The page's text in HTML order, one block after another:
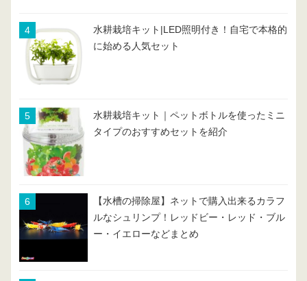
水耕栽培キット|LED照明付き！自宅で本格的
に始める人気セット
水耕栽培キット｜ペットボトルを使ったミニ
タイプのおすすめセットを紹介
【水槽の掃除屋】ネットで購入出来るカラフ
ルなシュリンプ！レッドビー・レッド・ブル
ー・イエローなどまとめ